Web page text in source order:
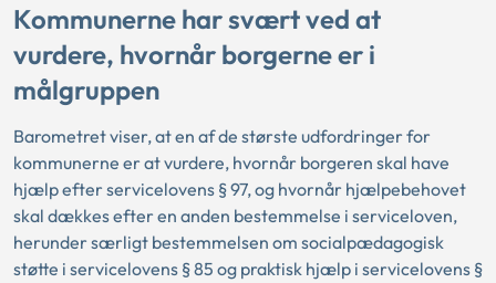
Kommunerne har svært ved at
vurdere, hvornår borgerne er i
målgruppen
Barometret viser, at en af de største udfordringer for
kommunerne er at vurdere, hvornår borgeren skal have
hjælp efter servicelovens § 97, og hvornår hjælpebehovet
skal dækkes efter en anden bestemmelse i serviceloven,
herunder særligt bestemmelsen om socialpædagogisk
støtte i servicelovens § 85 og praktisk hjælp i servicelovens §